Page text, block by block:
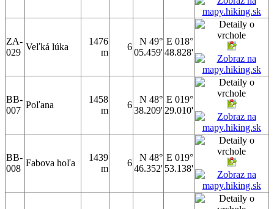
ZA-
029
Veľká lúka
1476
m
6
N 49°
05.459'
E 018°
48.828'
BB-
007
Poľana
1458
m
6
N 48°
38.209'
E 019°
29.010'
BB-
008
Fabova hoľa
1439
m
6
N 48°
46.352'
E 019°
53.138'